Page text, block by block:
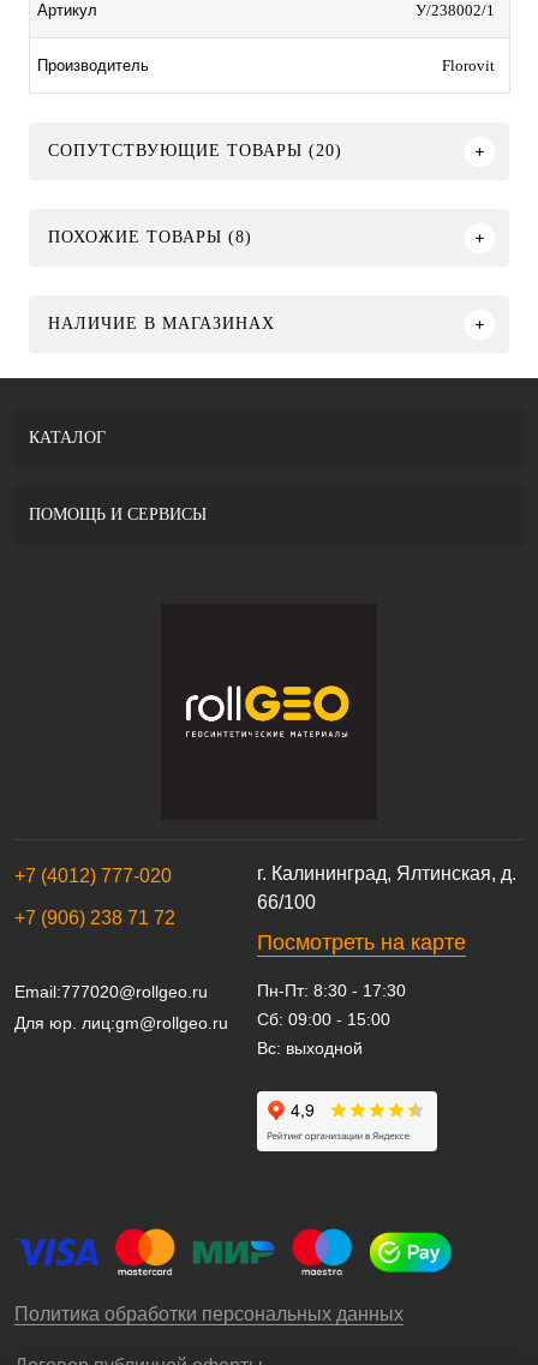
Артикул У/238002/1
Производитель Florovit
СОПУТСТВУЮЩИЕ ТОВАРЫ (20)
ПОХОЖИЕ ТОВАРЫ (8)
НАЛИЧИЕ В МАГАЗИНАХ
г. Калининград, Ялтинская, д.
66/100
Посмотреть на карте
+7 (4012) 777-020
+7 (906) 238 71 72
Email:777020@rollgeo.ru
Для юр. лиц:gm@rollgeo.ru
Пн-Пт: 8:30 - 17:30
Сб: 09:00 - 15:00
Вс: выходной
Политика обработки персональных данных
КАТАЛОГ
ПОМОЩЬ И СЕРВИСЫ